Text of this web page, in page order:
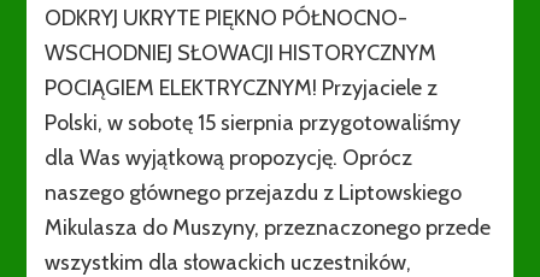
ODKRYJ UKRYTE PIĘKNO PÓŁNOCNO-
WSCHODNIEJ SŁOWACJI HISTORYCZNYM
POCIĄGIEM ELEKTRYCZNYM! Przyjaciele z
Polski, w sobotę 15 sierpnia przygotowaliśmy
dla Was wyjątkową propozycję. Oprócz
naszego głównego przejazdu z Liptowskiego
Mikulasza do Muszyny, przeznaczonego przede
wszystkim dla słowackich uczestników,